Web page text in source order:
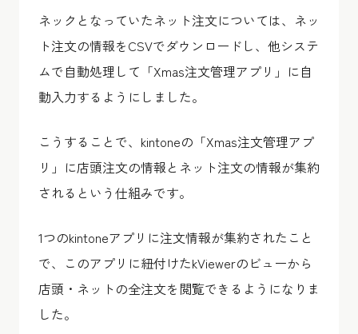
ネックとなっていたネット注文については、ネッ
ト注文の情報をCSVでダウンロードし、他システ
ムで自動処理して「Xmas注文管理アプリ」に自
動入力するようにしました。
こうすることで、kintoneの「Xmas注文管理アプ
リ」に店頭注文の情報とネット注文の情報が集約
されるという仕組みです。
1つのkintoneアプリに注文情報が集約されたこと
で、このアプリに紐付けたkViewerのビューから
店頭・ネットの全注文を閲覧できるようになりま
した。